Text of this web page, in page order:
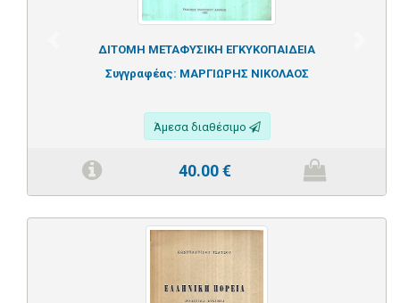
ΔΙΤΟΜΗ ΜΕΤΑΦΥΣΙΚΗ ΕΓΚΥΚΟΠΑΙΔΕΙΑ
Συγγραφέας: ΜΑΡΓΙΩΡΗΣ ΝΙΚΟΛΑΟΣ
Άμεσα διαθέσιμο
40.00€
Previous